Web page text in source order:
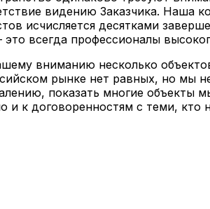
обслуживание
улучшенным российским
видению Заказчика. Наша
исчисляется десятками
это всегда профессионалы
вниманию несколько
рынке нет равных, но мы
показать многие объекты
и к договоренностям с теми, кто